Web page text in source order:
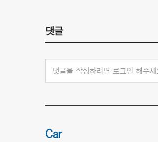
댓글
댓글을 작성하려면 로그인 해주세
Car